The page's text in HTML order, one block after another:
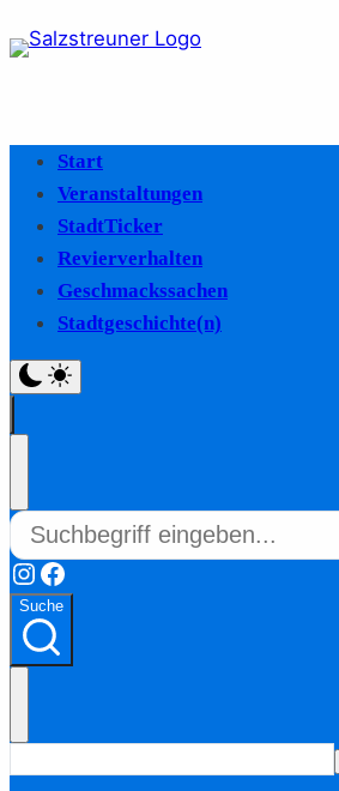
Start
Veranstaltungen
StadtTicker
Revierverhalten
Geschmackssachen
Stadtgeschichte(n)
Instagram
Facebook
Suche